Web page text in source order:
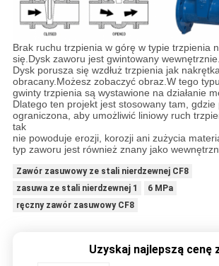
Brak ruchu trzpienia w górę w typie trzpienia
się.Dysk zaworu jest gwintowany wewnętrznie.
Dysk porusza się wzdłuż trzpienia jak
obracany.Możesz zobaczyć obraz.W tego
gwinty trzpienia są wystawione na działanie
Dlatego ten projekt jest stosowany tam,
ograniczona, aby umożliwić liniowy ruch
tak
nie powoduje erozji, korozji ani zużycia
typ zaworu jest również znany jako
Zawór zasuwowy ze stali nierdzewnej CF8
zasuwa ze stali nierdzewnej 1
6 MPa
ręczny zawór zasuwowy CF8
Uzyskaj najlepszą cenę